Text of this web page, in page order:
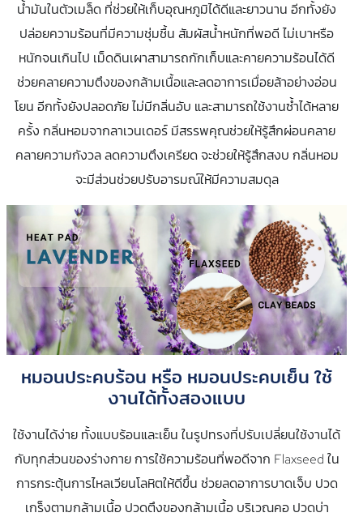
น้ำมันในตัวเมล็ด ที่ช่วยให้เก็บอุณหภูมิได้ดีและยาวนาน อีกทั้งยัง
ปล่อยความร้อนที่มีความชุ่มชื้น สัมผัสน้ำหนักที่พอดี ไม่เบาหรือ
หนักจนเกินไป เม็ดดินเผาสามารถกักเก็บและคายความร้อนได้ดี
ช่วยคลายความตึงของกล้ามเนื้อและลดอาการเมื่อยล้าอย่างอ่อน
โยน อีกทั้งยังปลอดภัย ไม่มีกลิ่นอับ และสามารถใช้งานซ้ำได้หลาย
ครั้ง กลิ่นหอมจากลาเวนเดอร์ มีสรรพคุณช่วยให้รู้สึกผ่อนคลาย
คลายความกังวล ลดความตึงเครียด จะช่วยให้รู้สึกสงบ กลิ่นหอม
จะมีส่วนช่วยปรับอารมณ์ให้มีความสมดุล
หมอนประคบร้อน หรือ หมอนประคบเย็น ใช้
งานได้ทั้งสองแบบ
ใช้งานได้ง่าย ทั้งแบบร้อนและเย็น ในรูปทรงที่ปรับเปลี่ยนใช้งานได้
กับทุกส่วนของร่างกาย การใช้ความร้อนที่พอดีจาก Flaxseed ใน
การกระตุ้นการไหลเวียนโลหิตให้ดีขึ้น ช่วยลดอาการบาดเจ็บ ปวด
เกร็งตามกล้ามเนื้อ ปวดตึงของกล้ามเนื้อ บริเวณคอ ปวดบ่า